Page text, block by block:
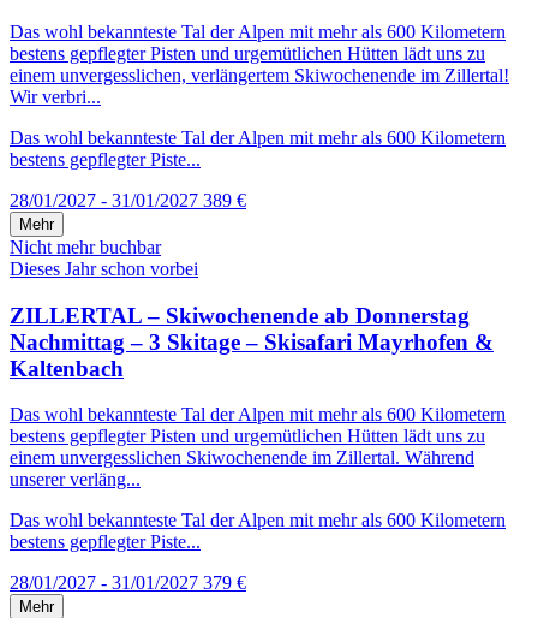
Das wohl bekannteste Tal der Alpen mit mehr als 600 Kilometern
bestens gepflegter Pisten und urgemütlichen Hütten lädt uns zu
einem unvergesslichen, verlängertem Skiwochenende im Zillertal!
Wir verbri...
Das wohl bekannteste Tal der Alpen mit mehr als 600 Kilometern
bestens gepflegter Piste...
28/01/2027 - 31/01/2027 389 €
Mehr
Nicht mehr buchbar
Dieses Jahr schon vorbei
ZILLERTAL – Skiwochenende ab Donnerstag
Nachmittag – 3 Skitage – Skisafari Mayrhofen &
Kaltenbach
Das wohl bekannteste Tal der Alpen mit mehr als 600 Kilometern
bestens gepflegter Pisten und urgemütlichen Hütten lädt uns zu
einem unvergesslichen Skiwochenende im Zillertal. Während
unserer verläng...
Das wohl bekannteste Tal der Alpen mit mehr als 600 Kilometern
bestens gepflegter Piste...
28/01/2027 - 31/01/2027 379 €
Mehr